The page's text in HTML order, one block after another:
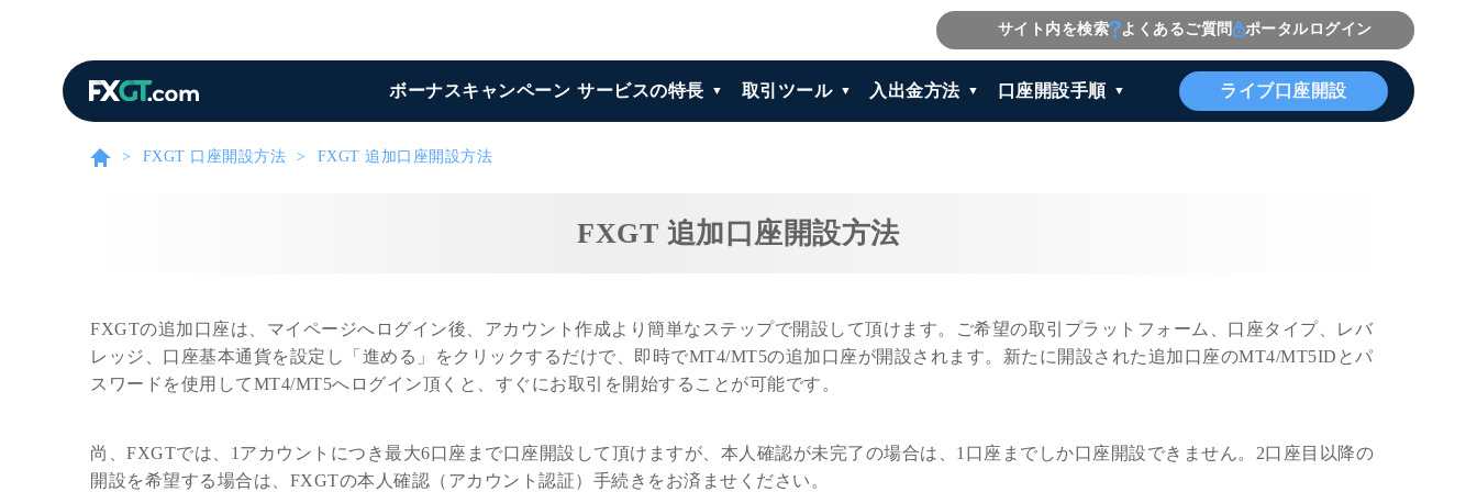
サイト内を検索 よくあるご質問 ポータルログイン
ボーナスキャンペーン サービスの特長 取引ツール 入出金方法 口座開設手順 ライブ口座開設
FXGT 口座開設方法 FXGT 追加口座開設方法
FXGT 追加口座開設方法
FXGTの追加口座は、マイページへログイン後、アカウント作成より簡単なステップで開設して頂けます。ご希望の取引プラットフォーム、口座タイプ、レバ
レッジ、口座基本通貨を設定し「進める」をクリックするだけで、即時でMT4/MT5の追加口座が開設されます。新たに開設された追加口座のMT4/MT5IDとパ
スワードを使用してMT4/MT5へログイン頂くと、すぐにお取引を開始することが可能です。
尚、FXGTでは、1アカウントにつき最大6口座まで口座開設して頂けますが、本人確認が未完了の場合は、1口座までしか口座開設できません。2口座目以降の
開設を希望する場合は、FXGTの本人確認（アカウント認証）手続きをお済ませください。